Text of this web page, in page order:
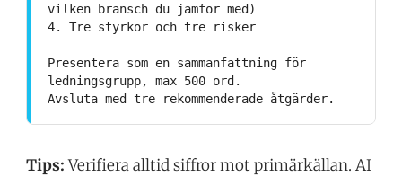
vilken bransch du jämför med)
4. Tre styrkor och tre risker
Presentera som en sammanfattning för
ledningsgrupp, max 500 ord.
Avsluta med tre rekommenderade åtgärder.
Tips:Verifiera alltid siffror mot primärkällan. AI